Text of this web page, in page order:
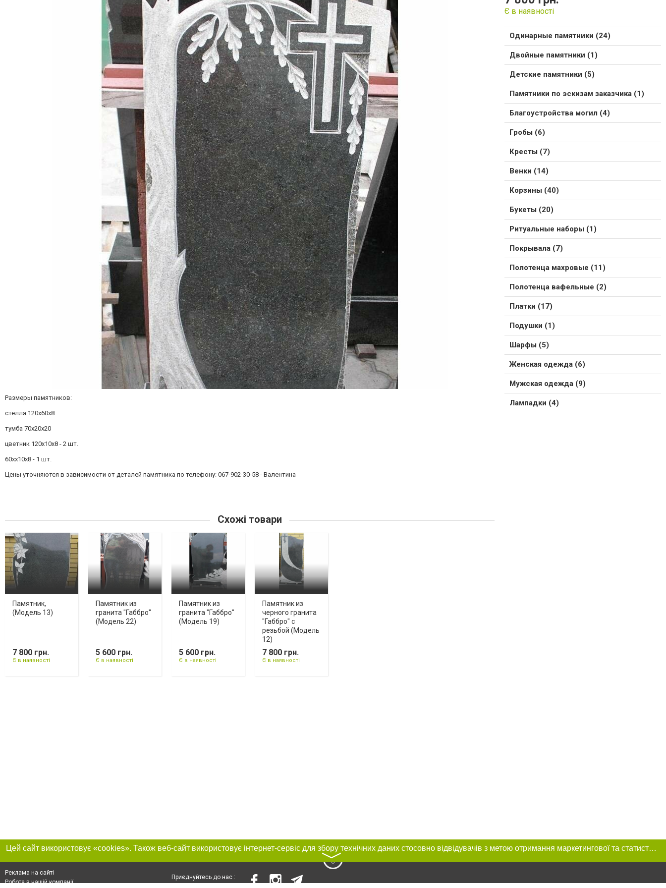
Размеры памятников:
стелла 120х60х8
тумба 70х20х20
цветник 120х10х8 - 2 шт.
60хх10х8 - 1 шт.
Цены уточняются в зависимости от деталей памятника по телефону: 067-902-30-58 - Валентина
Є в наявності
Одинарные памятники (24)
Двойные памятники (1)
Детские памятники (5)
Памятники по эскизам заказчика (1)
Благоустройства могил (4)
Гробы (6)
Кресты (7)
Венки (14)
Корзины (40)
Букеты (20)
Ритуальные наборы (1)
Покрывала (7)
Полотенца махровые (11)
Полотенца вафельные (2)
Платки (17)
Подушки (1)
Шарфы (5)
Женская одежда (6)
Мужская одежда (9)
Лампадки (4)
Схожі товари
Памятник,
(Модель 13)
7 800 грн.
Є в наявності
Памятник из
гранита "Габбро"
(Модель 22)
5 600 грн.
Є в наявності
Памятник из
гранита "Габбро"
(Модель 19)
5 600 грн.
Є в наявності
Памятник из
черного гранита
"Габбро" с
резьбой (Модель
12)
7 800 грн.
Є в наявності
Цей сайт використовує «cookies». Також веб-сайт використовує інтернет-сервіс для збору технічних даних стосовно відвідувачів з метою отримання маркетингової та статистичної інформації. Умови обробки даних відвідувачів сайту див.
〉
Реклама на сайті
Робота в нашій компанії
Приєднуйтесь до нас :